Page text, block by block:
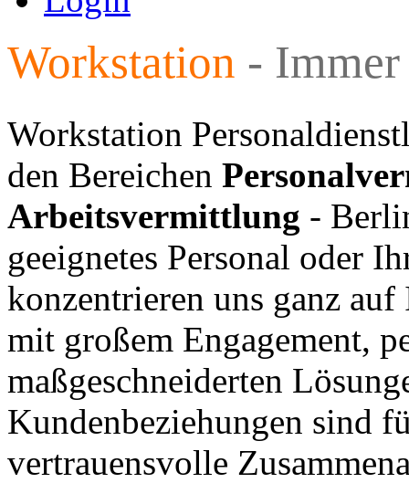
Workstation -
Workstation
den Bereichen
Arbeitsvermittlung -
geeignetes Personal oder
konzentrieren uns ganz
mit großem Engagement,
maßgeschneiderten
Kundenbeziehungen sind
vertrauensvolle